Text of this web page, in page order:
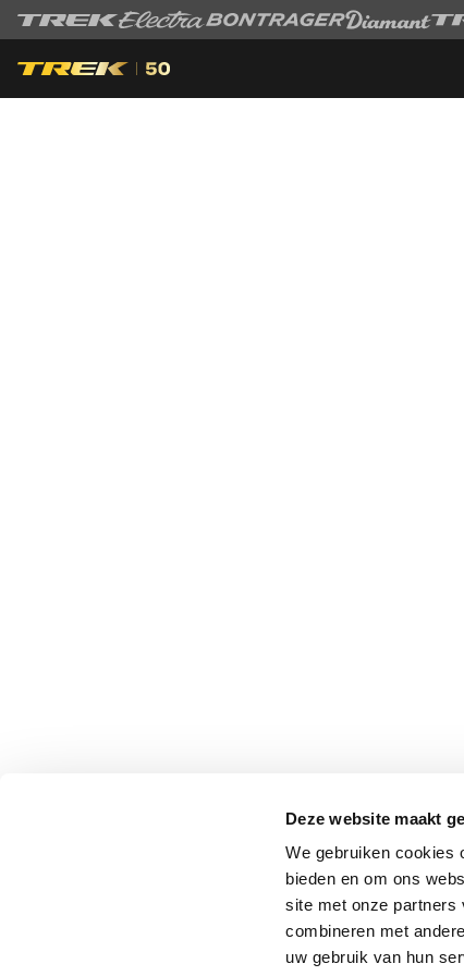
Deze website maakt
We gebruiken cookies
bieden en om ons
site met onze partners
combineren met
uw gebruik van hun